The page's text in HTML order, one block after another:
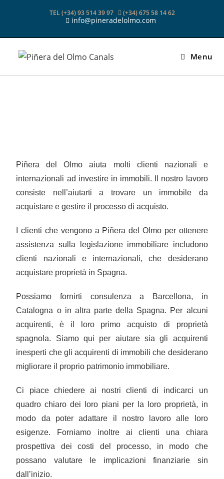
TEL (+34) 93 514 39 97 (+34) 675 58 14 62
info@pineradelolmo.com
Menu
Piñera del Olmo aiuta molti clienti nazionali e
internazionali ad investire in immobili. Il nostro lavoro
consiste nell’aiutarti a trovare un immobile da
acquistare e gestire il processo di acquisto.
I clienti che vengono a Piñera del Olmo per ottenere
assistenza sulla legislazione immobiliare includono
clienti nazionali e internazionali, che desiderano
acquistare proprietà in Spagna.
Possiamo fornirti consulenza a Barcellona, ​​in
Catalogna o in altra parte della Spagna. Per alcuni
acquirenti, è il loro primo acquisto di proprietà
spagnola. Siamo qui per aiutare sia gli acquirenti
inesperti che gli acquirenti di immobili che desiderano
migliorare il proprio patrimonio immobiliare.
Ci piace chiedere ai nostri clienti di indicarci un
quadro chiaro dei loro piani per la loro proprietà, in
modo da poter adattare il nostro lavoro alle loro
esigenze. Forniamo inoltre ai clienti una chiara
prospettiva dei costi del processo, in modo che
possano valutare le implicazioni finanziarie sin
dall’inizio.